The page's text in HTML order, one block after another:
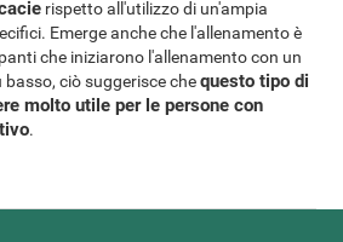
rispetto all'utilizzo di un'ampia
Emerge anche che l'allenamento è
che iniziarono l'allenamento con un
ciò suggerisce chequesto tipo di
molto utile per le persone con
.